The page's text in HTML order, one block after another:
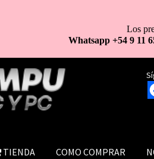
TIENDA COMO COMPRAR
Los
Whatsapp +54 9 11